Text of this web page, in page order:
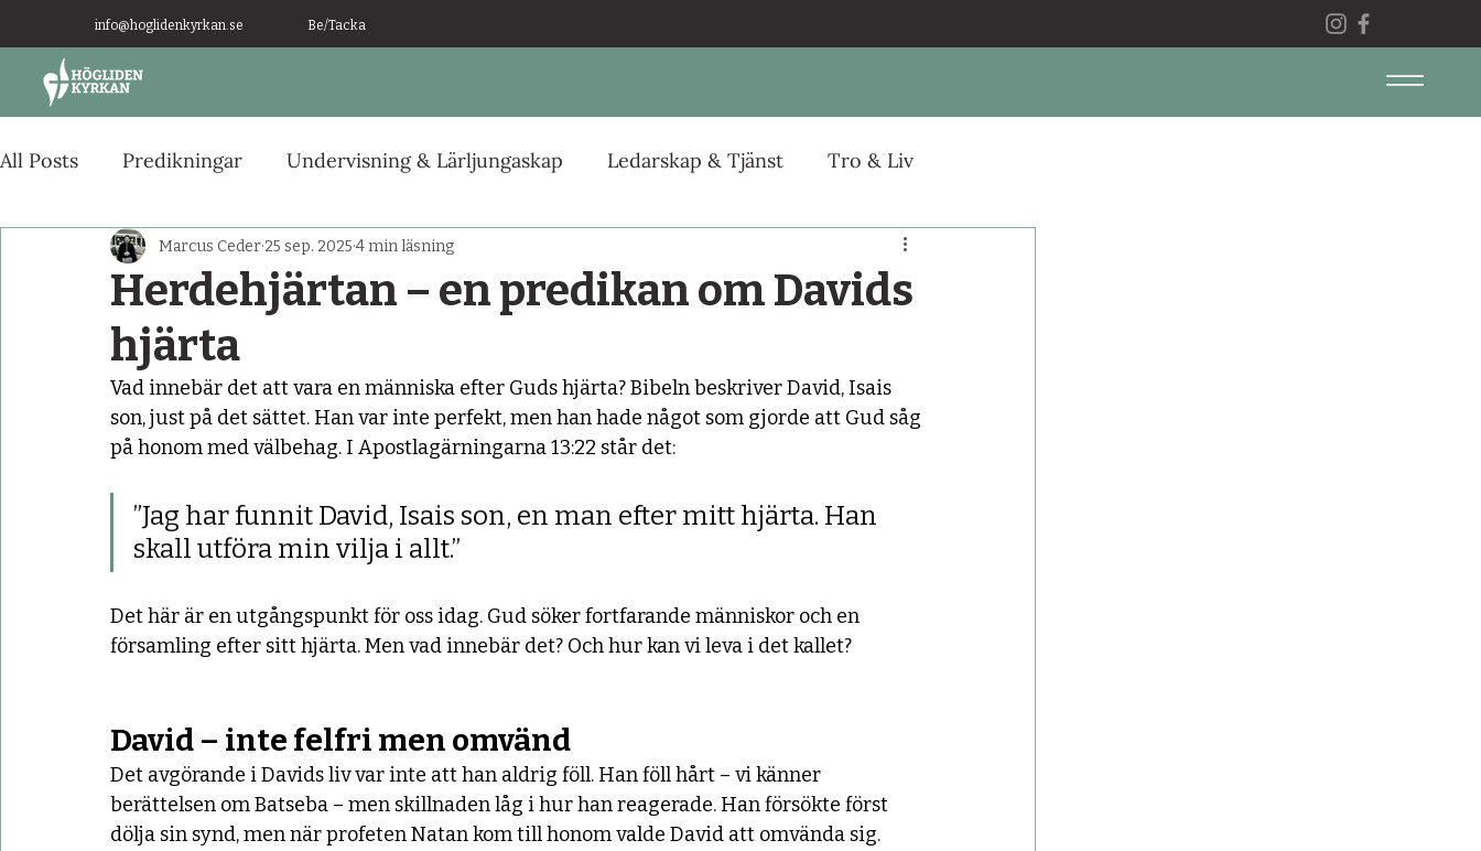
info@hoglidenkyrkan.se Be/Tacka
All Posts Predikningar Undervisning & Lärljungaskap Ledarskap & Tjänst Tro & Liv
Ny i Tron
Herdehjärtan – en predikan om Davids
hjärta
Marcus Ceder 25 sep. 2025 4 min läsning
Vad innebär det att vara en människa efter Guds hjärta? Bibeln beskriver David, Isais
son, just på det sättet. Han var inte perfekt, men han hade något som gjorde att Gud såg
på honom med välbehag. I Apostlagärningarna 13:22 står det:
”Jag har funnit David, Isais son, en man efter mitt hjärta. Han
skall utföra min vilja i allt.”
Det här är en utgångspunkt för oss idag. Gud söker fortfarande människor och en
församling efter sitt hjärta. Men vad innebär det? Och hur kan vi leva i det kallet?
David – inte felfri men omvänd
Det avgörande i Davids liv var inte att han aldrig föll. Han föll hårt – vi känner
berättelsen om Batseba – men skillnaden låg i hur han reagerade. Han försökte först
dölja sin synd, men när profeten Natan kom till honom valde David att omvända sig.